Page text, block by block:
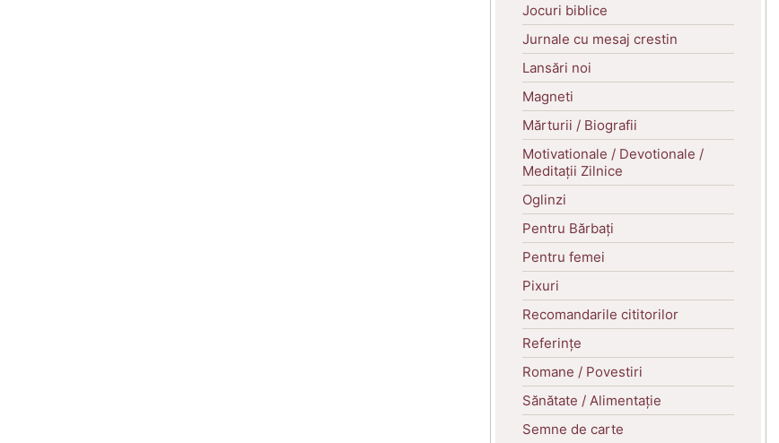
Jocuri biblice
Jurnale cu mesaj crestin
Lansări noi
Magneti
Mărturii / Biografii
Motivationale / Devotionale /
Meditații Zilnice
Oglinzi
Pentru Bărbați
Pentru femei
Pixuri
Recomandarile cititorilor
Referințe
Romane / Povestiri
Sănătate / Alimentație
Semne de carte